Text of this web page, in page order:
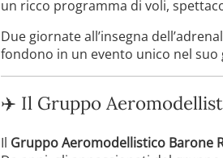
un ricco programma di voli,
Due giornate all’insegna
fondono in un evento unico nel suo
✈️ Il Gruppo
Il Gruppo Aeromodellistico Barone